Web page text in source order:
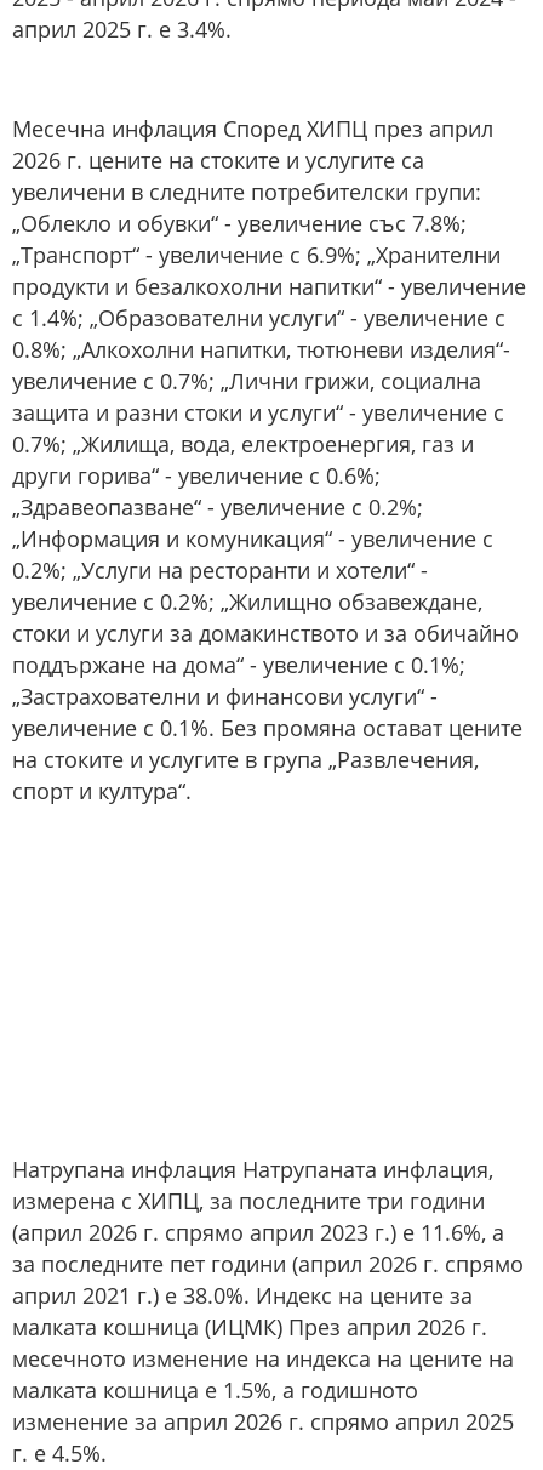
април 2025 г. е 3.4%.
Месечна инфлация Според ХИПЦ през април
2026 г. цените на стоките и услугите са
увеличени в следните потребителски групи:
„Облекло и обувки“ - увеличение със 7.8%;
„Транспорт“ - увеличение с 6.9%; „Хранителни
продукти и безалкохолни напитки“ - увеличение
с 1.4%; „Образователни услуги“ - увеличение с
0.8%; „Алкохолни напитки, тютюневи изделия“-
увеличение с 0.7%; „Лични грижи, социална
защита и разни стоки и услуги“ - увеличение с
0.7%; „Жилища, вода, електроенергия, газ и
други горива“ - увеличение с 0.6%;
„Здравеопазване“ - увеличение с 0.2%;
„Информация и комуникация“ - увеличение с
0.2%; „Услуги на ресторанти и хотели“ -
увеличение с 0.2%; „Жилищно обзавеждане,
стоки и услуги за домакинството и за обичайно
поддържане на дома“ - увеличение с 0.1%;
„Застрахователни и финансови услуги“ -
увеличение с 0.1%. Без промяна остават цените
на стоките и услугите в група „Развлечения,
спорт и култура“.
Натрупана инфлация Натрупаната инфлация,
измерена с ХИПЦ, за последните три години
(април 2026 г. спрямо април 2023 г.) е 11.6%, а
за последните пет години (април 2026 г. спрямо
април 2021 г.) е 38.0%. Индекс на цените за
малката кошница (ИЦМК) През април 2026 г.
месечното изменение на индекса на цените на
малката кошница е 1.5%, а годишното
изменение за април 2026 г. спрямо април 2025
г. е 4.5%.